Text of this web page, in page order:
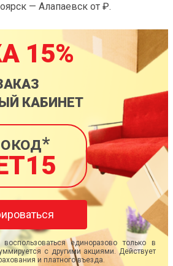
— Алапаевск от ₽.
15%
КАБИНЕТ
единоразово только в
с другими акциями. Действует
и платного въезда.